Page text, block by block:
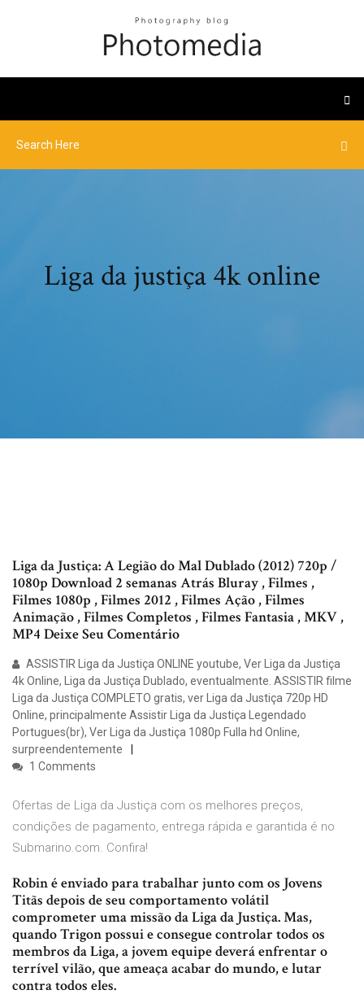
Liga da justiça 4k online
Liga da Justiça: A Legião do Mal Dublado (2012) 720p /
1080p Download 2 semanas Atrás Bluray , Filmes ,
Filmes 1080p , Filmes 2012 , Filmes Ação , Filmes
Animação , Filmes Completos , Filmes Fantasia , MKV ,
MP4 Deixe Seu Comentário
ASSISTIR Liga da Justiça ONLINE youtube, Ver Liga da Justiça
4k Online, Liga da Justiça Dublado, eventualmente. ASSISTIR filme
Liga da Justiça COMPLETO gratis, ver Liga da Justiça 720p HD
Online, principalmente Assistir Liga da Justiça Legendado
Portugues(br), Ver Liga da Justiça 1080p Fulla hd Online,
surpreendentemente
1 Comments
Ofertas de Liga da Justiça com os melhores preços,
condições de pagamento, entrega rápida e garantida é no
Submarino.com. Confira!
Robin é enviado para trabalhar junto com os Jovens
Titãs depois de seu comportamento volátil
comprometer uma missão da Liga da Justiça. Mas,
quando Trigon possui e consegue controlar todos os
membros da Liga, a jovem equipe deverá enfrentar o
terrível vilão, que ameaça acabar do mundo, e lutar
contra todos eles.